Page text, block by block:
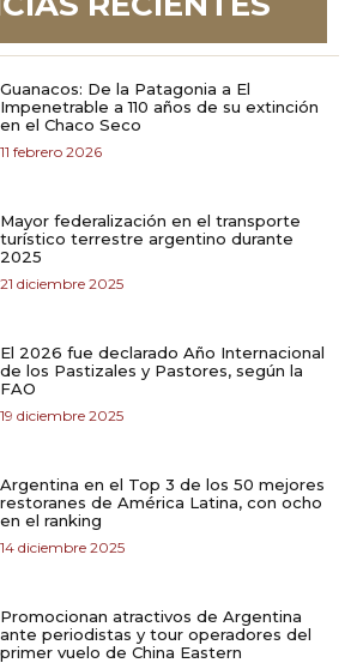
Guanacos: De la Patagonia a El
Impenetrable a 110 años de su extinción
en el Chaco Seco
11 febrero 2026
Mayor federalización en el transporte
turístico terrestre argentino durante
2025
21 diciembre 2025
El 2026 fue declarado Año Internacional
de los Pastizales y Pastores, según la
FAO
19 diciembre 2025
Argentina en el Top 3 de los 50 mejores
restoranes de América Latina, con ocho
en el ranking
14 diciembre 2025
Promocionan atractivos de Argentina
ante periodistas y tour operadores del
primer vuelo de China Eastern